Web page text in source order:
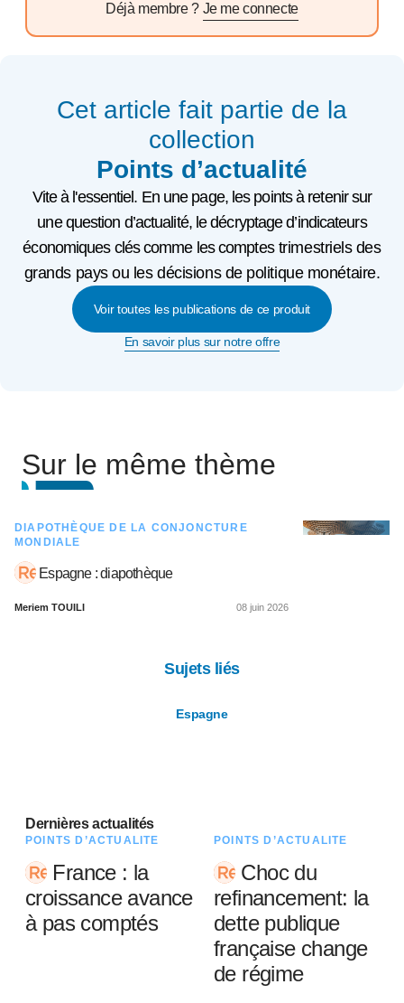
Déjà membre ? Je me connecte
Cet article fait partie de la
collection
Points d’actualité
Vite à l'essentiel. En une page, les points à retenir sur
une question d’actualité, le décryptage d’indicateurs
économiques clés comme les comptes trimestriels des
grands pays ou les décisions de politique monétaire.
Voir toutes les publications de ce produit
En savoir plus sur notre offre
Sur le même thème
DIAPOTHÈQUE DE LA CONJONCTURE
MONDIALE
Espagne : diapothèque
Meriem TOUILI 08 juin 2026
Sujets liés
Espagne
Dernières actualités
POINTS D’ACTUALITÉ
France : la
croissance avance
à pas comptés
POINTS D’ACTUALITÉ
Choc du
refinancement: la
dette publique
française change
de régime